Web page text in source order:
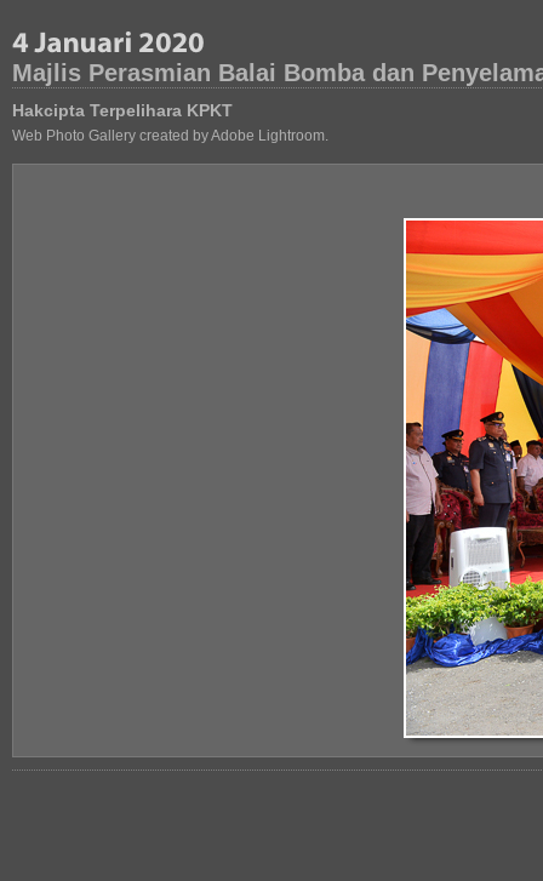
Majlis Perasmian Balai Bomba dan
Hakcipta Terpelihara KPKT
Web Photo Gallery created by Adobe Lightroom.